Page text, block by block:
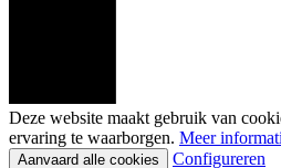
Deze website maakt gebruik van
ervaring te waarborgen. Meer
Aanvaard alle cookies Configureren